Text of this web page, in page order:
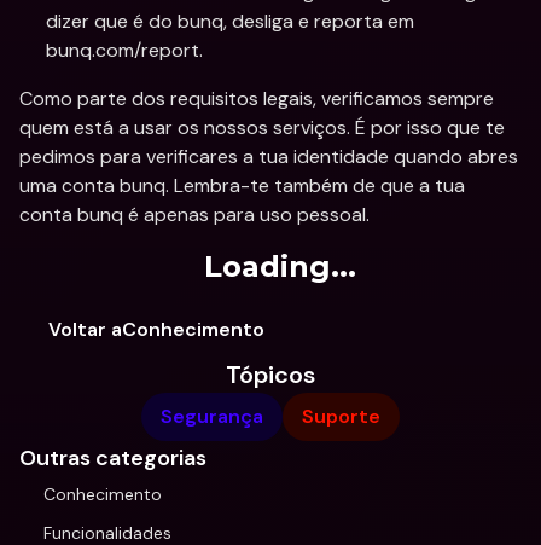
dizer que é do bunq, desliga e reporta em
bunq.com/report.
Como parte dos requisitos legais, verificamos sempre
quem está a usar os nossos serviços. É por isso que te
pedimos para verificares a tua identidade quando abres
uma conta bunq. Lembra-te também de que a tua
conta bunq é apenas para uso pessoal.
Loading...
Voltar aConhecimento
Tópicos
Segurança Suporte
Outras categorias
Conhecimento
Funcionalidades